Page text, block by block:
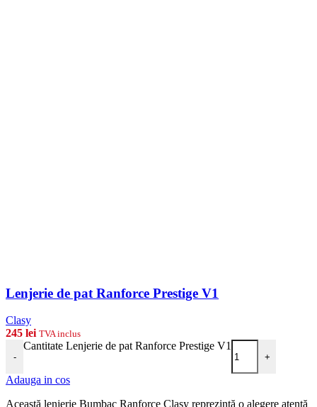
Lenjerie de pat Ranforce Prestige V1
Clasy
245 lei TVA inclus
-
Cantitate Lenjerie de pat Ranforce Prestige V1
+
Adauga in cos
Această lenjerie Bumbac Ranforce Clasy reprezintă o alegere atentă